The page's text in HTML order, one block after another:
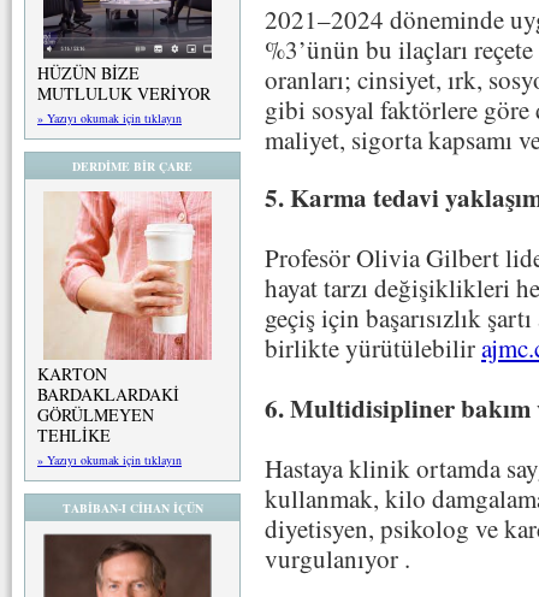
HÜZÜN BİZE
MUTLULUK VERİYOR
» Yazıyı okumak için tıklayın
DERDİME BİR ÇARE
KARTON
BARDAKLARDAKİ
GÖRÜLMEYEN
TEHLİKE
» Yazıyı okumak için tıklayın
TABİBAN-I CİHAN İÇÜN
2021–2024 döneminde
%3’ünün bu ilaçları
oranları; cinsiyet, ırk,
gibi sosyal faktörlere
maliyet, sigorta kapsamı
5. Karma tedavi
Profesör Olivia Gilbert
hayat tarzı değişiklikleri
geçiş için başarısızlık
birlikte yürütülebilir
6. Multidisipliner bakım
Hastaya klinik ortamda
kullanmak, kilo
diyetisyen, psikolog ve
vurgulanıyor .